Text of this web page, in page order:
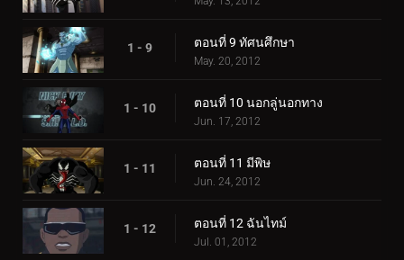
1 - 9 ตอนที่ 9 ทัศนศึกษา
May. 20, 2012
1 - 10 ตอนที่ 10 นอกลู่นอกทาง
Jun. 17, 2012
1 - 11 ตอนที่ 11 มีพิษ
Jun. 24, 2012
1 - 12 ตอนที่ 12 ฉันไทม์
Jul. 01, 2012